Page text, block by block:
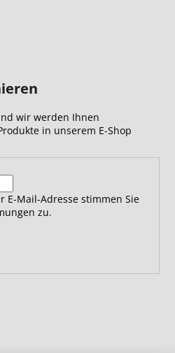
wir werden Ihnen
in unserem E-Shop
E-Mail-Adresse stimmen Sie
zu.